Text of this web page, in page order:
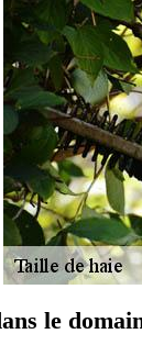
le